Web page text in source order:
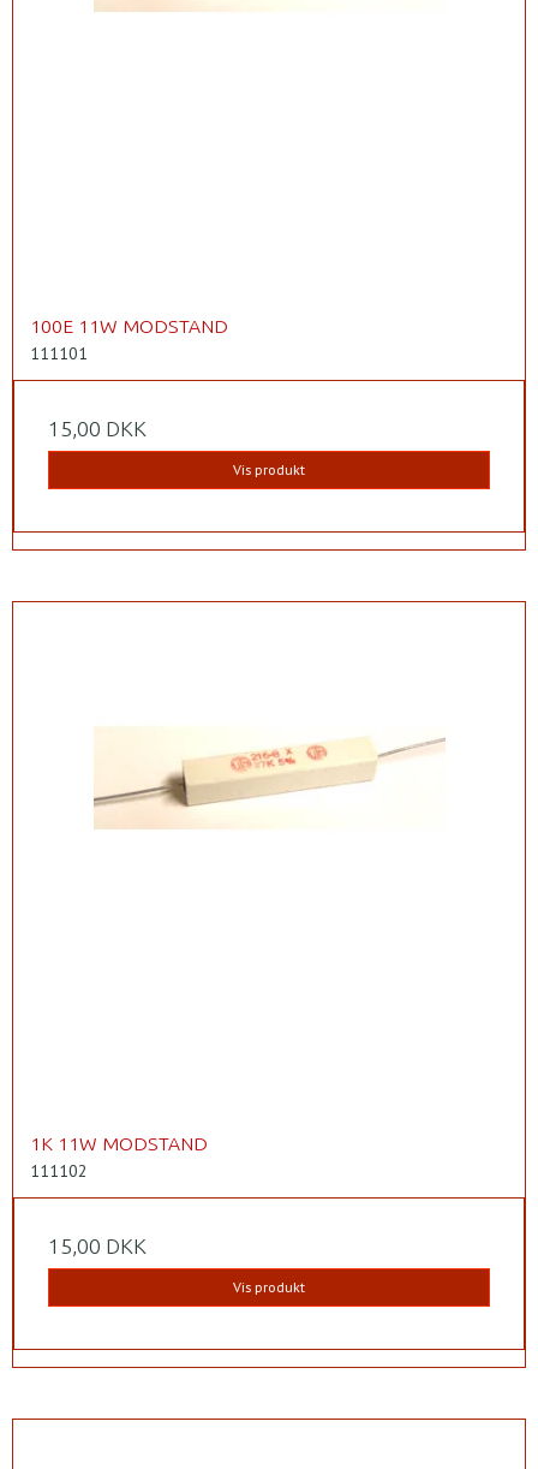
100E 11W MODSTAND
111101
15,00 DKK
Vis produkt
1K 11W MODSTAND
111102
15,00 DKK
Vis produkt